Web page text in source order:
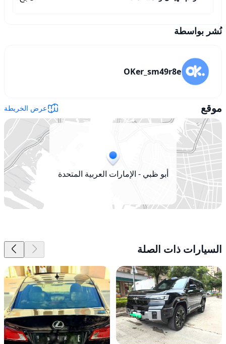
نُشر بواسطة
OKer_sm49r8e
موقع عرض الخريطة
أبو ظبي - الإمارات العربية المتحدة
السيارات ذات الصلة